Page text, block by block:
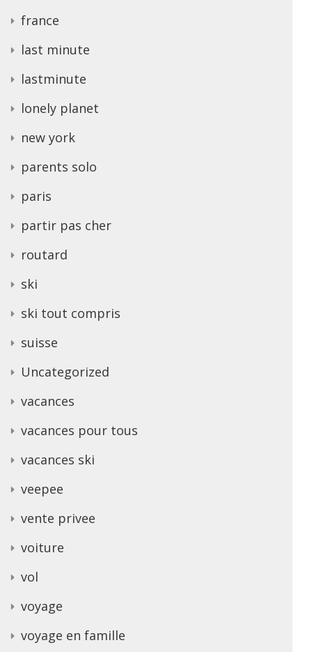
france
last minute
lastminute
lonely planet
new york
parents solo
paris
partir pas cher
routard
ski
ski tout compris
suisse
Uncategorized
vacances
vacances pour tous
vacances ski
veepee
vente privee
voiture
vol
voyage
voyage en famille